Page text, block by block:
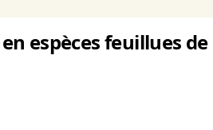
espèces feuillues